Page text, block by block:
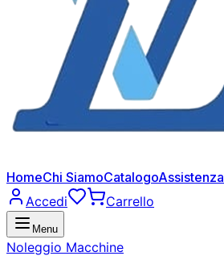
HomeChi SiamoCatalogoAssistenza
Accedi
Carrello
Menu
Noleggio Macchine